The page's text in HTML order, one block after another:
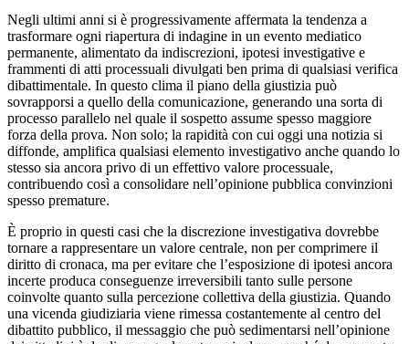
Negli ultimi anni si è progressivamente affermata la tendenza a
trasformare ogni riapertura di indagine in un evento mediatico
permanente, alimentato da indiscrezioni, ipotesi investigative e
frammenti di atti processuali divulgati ben prima di qualsiasi verifica
dibattimentale. In questo clima il piano della giustizia può
sovrapporsi a quello della comunicazione, generando una sorta di
processo parallelo nel quale il sospetto assume spesso maggiore
forza della prova. Non solo; la rapidità con cui oggi una notizia si
diffonde, amplifica qualsiasi elemento investigativo anche quando lo
stesso sia ancora privo di un effettivo valore processuale,
contribuendo così a consolidare nell’opinione pubblica convinzioni
spesso premature.
È proprio in questi casi che la discrezione investigativa dovrebbe
tornare a rappresentare un valore centrale, non per comprimere il
diritto di cronaca, ma per evitare che l’esposizione di ipotesi ancora
incerte produca conseguenze irreversibili tanto sulle persone
coinvolte quanto sulla percezione collettiva della giustizia. Quando
una vicenda giudiziaria viene rimessa costantemente al centro del
dibattito pubblico, il messaggio che può sedimentarsi nell’opinione